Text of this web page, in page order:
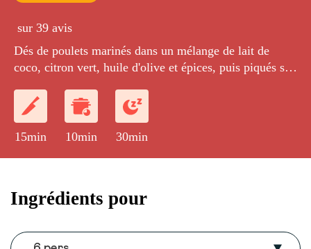
sur 39 avis
Dés de poulets marinés dans un mélange de lait de
coco, citron vert, huile d'olive et épices, puis piqués sur
cube d'ananas ou de poivron.
15min 10min 30min
Ingrédients pour